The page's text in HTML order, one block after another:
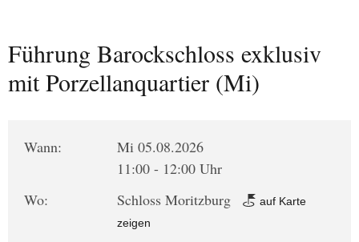
Führung Barockschloss exklusiv
mit Porzellanquartier (Mi)
Wann:
Mi 05.08.2026
11:00 - 12:00 Uhr
Wo:
Schloss Moritzburg
auf Karte
zeigen